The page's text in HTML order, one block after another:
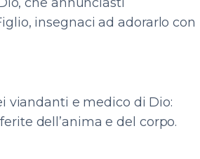
insegnaci ad adorarlo con
viandanti e medico di Dio:
dell’anima e del corpo.